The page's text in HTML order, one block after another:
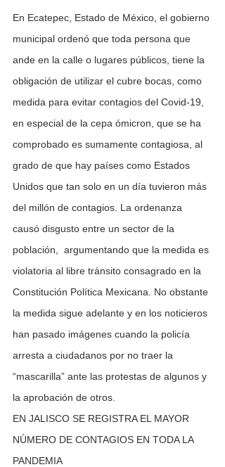
En Ecatepec, Estado de México, el gobierno
municipal ordenó que toda persona que
ande en la calle o lugares públicos, tiene la
obligación de utilizar el cubre bocas, como
medida para evitar contagios del Covid-19,
en especial de la cepa ómicron, que se ha
comprobado es sumamente contagiosa, al
grado de que hay países como Estados
Unidos que tan solo en un día tuvieron más
del millón de contagios. La ordenanza
causó disgusto entre un sector de la
población,  argumentando que la medida es
violatoria al libre tránsito consagrado en la
Constitución Política Mexicana. No obstante
la medida sigue adelante y en los noticieros
han pasado imágenes cuando la policía
arresta a ciudadanos por no traer la
“mascarilla” ante las protestas de algunos y
la aprobación de otros.
EN JALISCO SE REGISTRA EL MAYOR
NÚMERO DE CONTAGIOS EN TODA LA
PANDEMIA